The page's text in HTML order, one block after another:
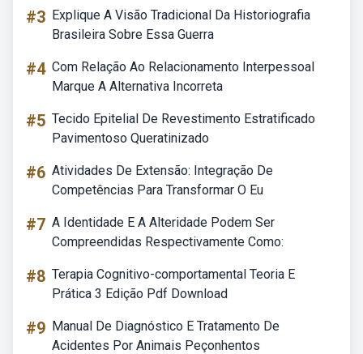
#3 Explique A Visão Tradicional Da Historiografia
Brasileira Sobre Essa Guerra
#4 Com Relação Ao Relacionamento Interpessoal
Marque A Alternativa Incorreta
#5 Tecido Epitelial De Revestimento Estratificado
Pavimentoso Queratinizado
#6 Atividades De Extensão: Integração De
Competências Para Transformar O Eu
#7 A Identidade E A Alteridade Podem Ser
Compreendidas Respectivamente Como:
#8 Terapia Cognitivo-comportamental Teoria E
Prática 3 Edição Pdf Download
#9 Manual De Diagnóstico E Tratamento De
Acidentes Por Animais Peçonhentos